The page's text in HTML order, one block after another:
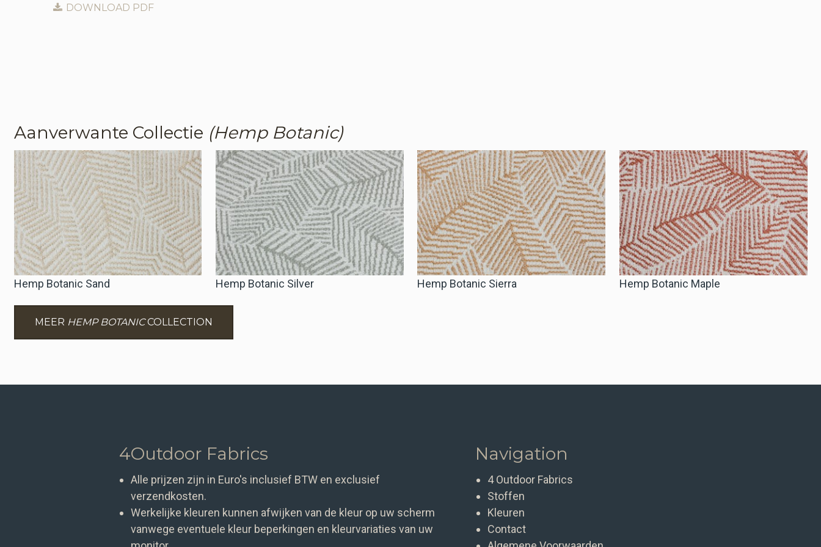
DOWNLOAD PDF
Aanverwante Collectie (Hemp Botanic)
Hemp Botanic Sand Hemp Botanic Silver Hemp Botanic Sierra Hemp Botanic Maple
MEER HEMP BOTANICCOLLECTION
4Outdoor Fabrics
Alle prijzen zijn in Euro's inclusief BTW en exclusief
verzendkosten.
Werkelijke kleuren kunnen afwijken van de kleur op uw scherm
vanwege eventuele kleur beperkingen en kleurvariaties van uw
Navigation
4 Outdoor Fabrics
Stoffen
Kleuren
Contact